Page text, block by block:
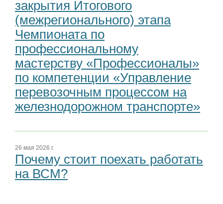
закрытия Итогового
(межрегионального) этапа
Чемпионата по
профессиональному
мастерству «Профессионалы»
по компетенции «Управление
перевозочным процессом на
железнодорожном транспорте»
26 мая 2026 г.
Почему стоит поехать работать
на ВСМ?